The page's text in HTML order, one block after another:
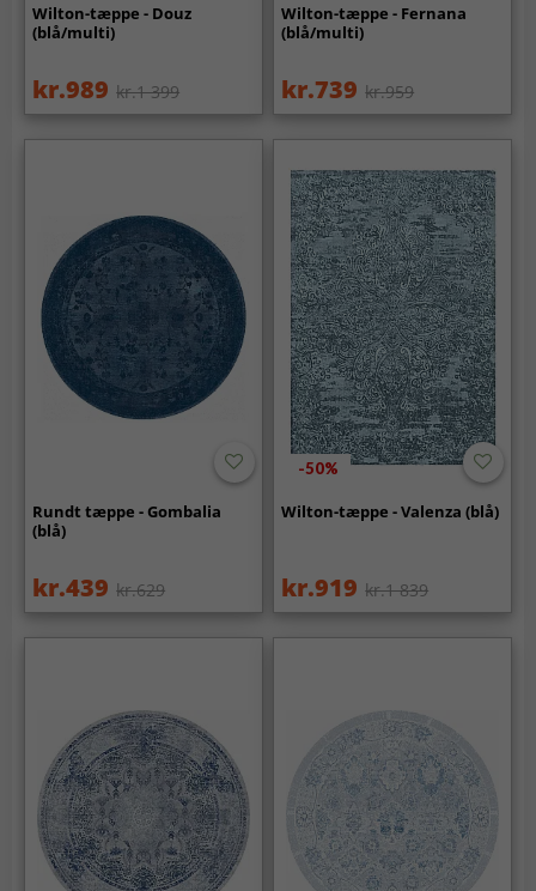
Wilton-tæppe - Douz
(blå/multi)
kr.989 kr.1 399
Wilton-tæppe - Fernana
(blå/multi)
kr.739 kr.959
Rundt tæppe - Gombalia
(blå)
kr.439 kr.629
-50%
Wilton-tæppe - Valenza (blå)
kr.919 kr.1 839